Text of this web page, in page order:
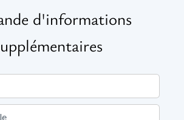
d'informations